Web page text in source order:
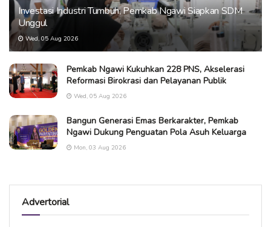
Investasi Industri Tumbuh, Pemkab Ngawi Siapkan SDM
Unggul
Wed, 05 Aug 2026
Pemkab Ngawi Kukuhkan 228 PNS, Akselerasi
Reformasi Birokrasi dan Pelayanan Publik
Wed, 05 Aug 2026
Bangun Generasi Emas Berkarakter, Pemkab
Ngawi Dukung Penguatan Pola Asuh Keluarga
Mon, 03 Aug 2026
Advertorial